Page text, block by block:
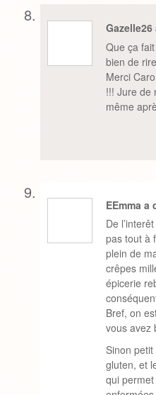
Que ça
bien de
Merci
!!! Jure de
même
EEmma
De
pas tout à
plein de
crêpes
épicerie
Bref, on
vous avez
Sinon petit
gluten, et
qui